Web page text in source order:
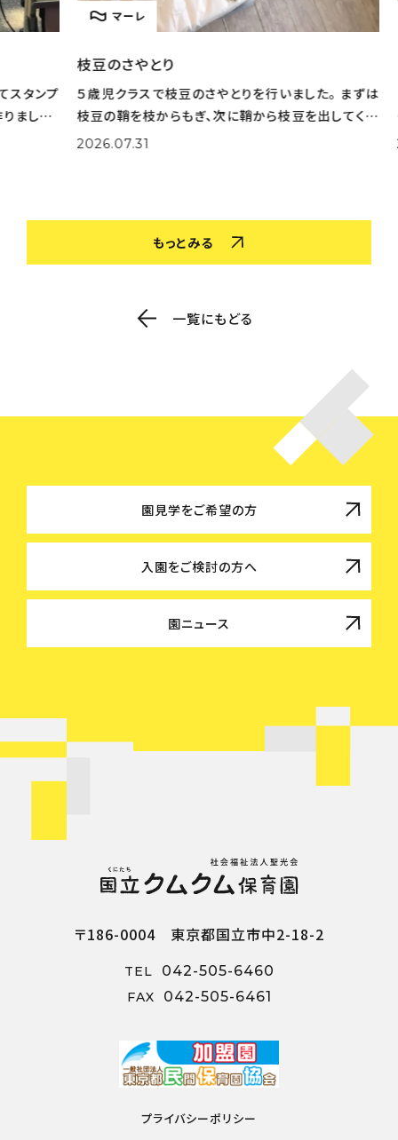
ンプ
た。
マーレ
枝豆のさやとり
５歳児クラスで枝豆のさやとりを行いました。 まずは
枝豆の鞘を枝からもぎ、次に鞘から枝豆を出してくれ
ました。 大量の鞘から豆を一生懸命取り出してくれま
2026.07.31
とう
りた
実
もっとみる
一覧にもどる
園見学をご希望の方
入園をご検討の方へ
園ニュース
〒186-0004 東京都国立市中2-18-2
TEL 042-505-6460
FAX 042-505-6461
プライバシーポリシー